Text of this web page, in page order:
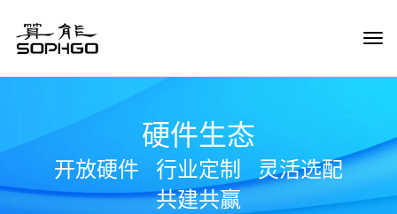
硬件生态
开放硬件 行业定制
灵活选配
共建共赢